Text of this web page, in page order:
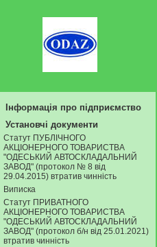
Інформація про підприємство
Установчі документи
Статут ПУБЛІЧНОГО
АКЦІОНЕРНОГО ТОВАРИСТВА
"ОДЕСЬКИЙ АВТОСКЛАДАЛЬНИЙ
ЗАВОД" (протокол № 8 від
29.04.2015) втратив чинність
Виписка
Статут ПРИВАТНОГО
АКЦІОНЕРНОГО ТОВАРИСТВА
"ОДЕСЬКИЙ АВТОСКЛАДАЛЬНИЙ
ЗАВОД" (протокол б/н від 25.01.2021)
втратив чинність